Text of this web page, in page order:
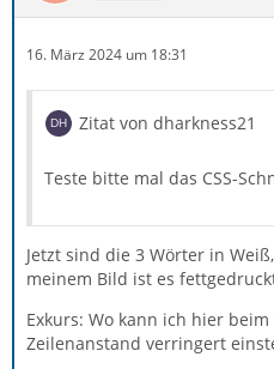
16. März 2024 um 18:31
Zitat von dharkness21
Teste bitte mal das CSS-
Jetzt sind die 3 Wörter in
meinem Bild ist es
Exkurs: Wo kann ich hier
Zeilenanstand verringert